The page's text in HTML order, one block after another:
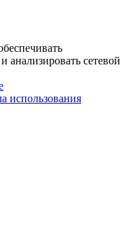
анализировать сетевой
использования